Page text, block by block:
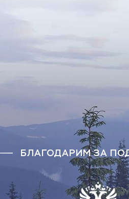
БЛАГОДАРИМ ЗА